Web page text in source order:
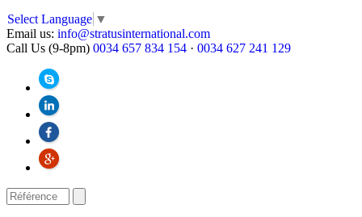
Select Language ▼
Email us: info@stratusinternational.com
Call Us (9-8pm) 0034 657 834 154 · 0034 627 241 129